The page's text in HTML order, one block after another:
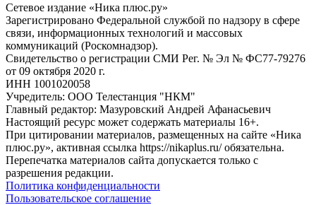
Сетевое издание «Ника плюс.ру»
Зарегистрировано Федеральной службой по надзору в сфере
связи, информационных технологий и массовых
коммуникаций (Роскомнадзор).
Свидетельство о регистрации СМИ Рег. № Эл № ФС77-79276
от 09 октября 2020 г.
ИНН 1001020058
Учредитель: ООО Телестанция "НКМ"
Главный редактор: Мазуровский Андрей Афанасьевич
Настоящий ресурс может содержать материалы 16+.
При цитировании материалов, размещенных на сайте «Ника
плюс.ру», активная ссылка https://nikaplus.ru/ обязательна.
Перепечатка материалов сайта допускается только с
разрешения редакции.
Политика конфиденциальности
Пользовательское соглашение